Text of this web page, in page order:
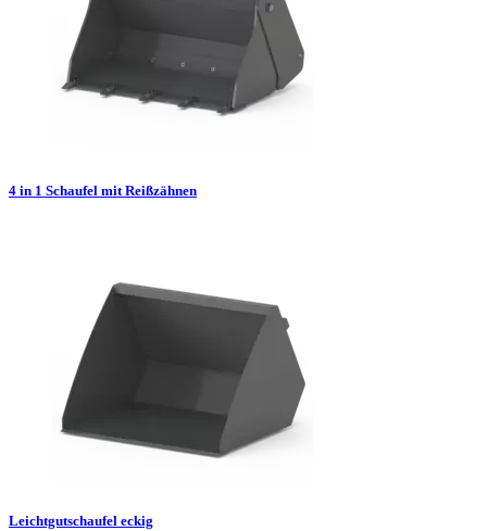
4 in 1 Schaufel mit Reißzähnen
Leichtgutschaufel eckig